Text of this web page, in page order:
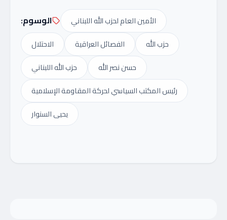
الوسوم:
الأمين العام لحزب الله اللبناني
الاحتلال
الفصائل العراقية
حزب الله
حزب الله اللبناني
حسن نصر الله
رئيس المكتب السياسي لحركة المقاومة الإسلامية
يحيى السنوار